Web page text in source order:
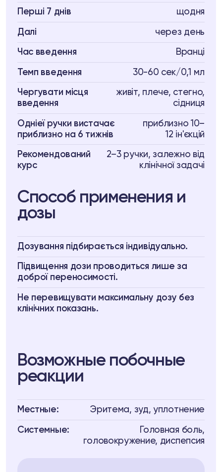
Перші 7 днів щодня
Далі через день
Час введення Вранці
Темп введення 30-60 сек/0,1 мл
Чергувати місця
введення
живіт, плече, стегно,
сідниця
Одніеї ручки вистачає
приблизно на 6 тижнів
приблизно 10–
12 ін'єкцій
Рекомендований
курс
2–3 ручки, залежно від
клінічної задачі
Способ применения и
дозы
Дозування підбирається індивідуально.
Підвищення дози проводиться лише за
доброї переносимості.
Не перевищувати максимальну дозу без
клінічних показань.
Возможные побочные
реакции
Местные: Эритема, зуд, уплотнение
Системные:
Головная боль,
головокружение, диспепсия